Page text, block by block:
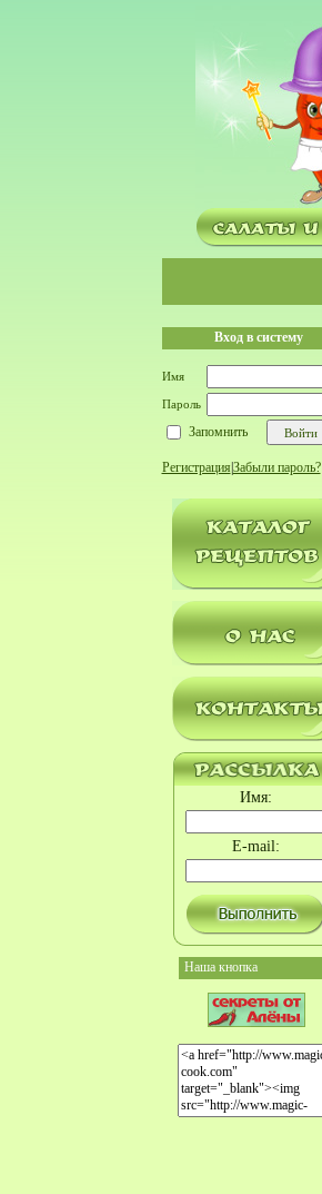
Вход в систему
Имя
Пароль
Запомнить
Регистрация Забыли пароль?
Имя:
E-mail:
Наша кнопка